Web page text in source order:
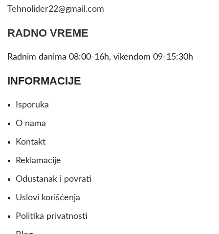
Tehnolider22@gmail.com
RADNO VREME
Radnim danima 08:00-16h, vikendom 09-15:30h
INFORMACIJE
Isporuka
O nama
Kontakt
Reklamacije
Odustanak i povrati
Uslovi korišćenja
Politika privatnosti